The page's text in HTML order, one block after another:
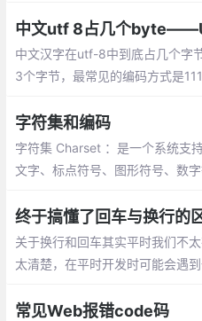
中文汉字在utf-8中到底占几个字
3个字节，最常见的编码方式是
字符集和编码
字符集 Charset ：是一个系统支
文字、标点符号、图形符号、数
码。
终于搞懂了回车与换行的
关于换行和回车其实平时我们不
太清楚，在平时开发时可能会遇
常见Web报错code码